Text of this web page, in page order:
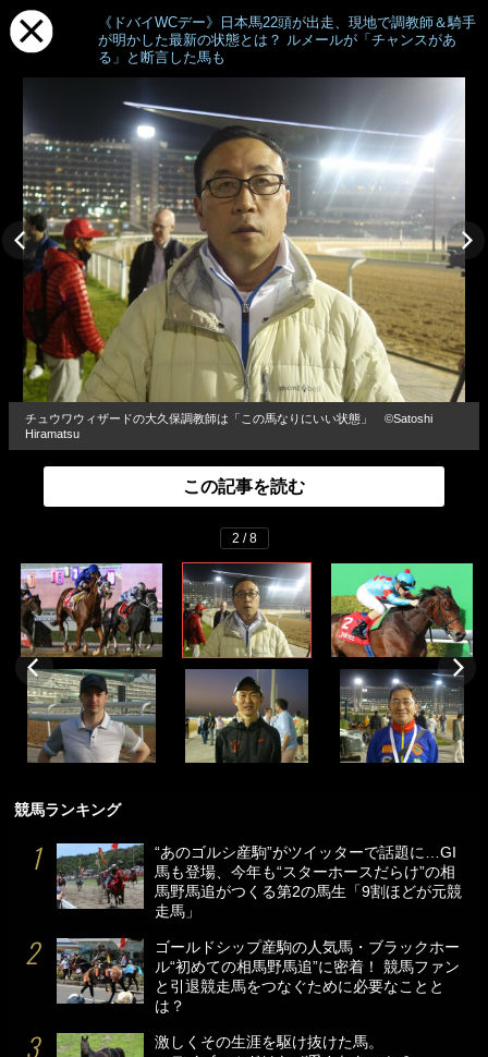
《ドバイWCデー》日本馬22頭が出走、現地で調教師＆騎手
が明かした最新の状態とは？ ルメールが「チャンスがあ
る」と断言した馬も
チュウワウィザードの大久保調教師は「この馬なりにいい状態」 ©Satoshi
Hiramatsu
この記事を読む
2 / 8
競馬ランキング
“あのゴルシ産駒”がツイッターで話題に…GI
馬も登場、今年も“スターホースだらけ”の相
馬野馬追がつくる第2の馬生「9割ほどが元競
走馬」
ゴールドシップ産駒の人気馬・ブラックホー
ル“初めての相馬野馬追”に密着！ 競馬ファン
と引退競走馬をつなぐために必要なことと
は？
激しくその生涯を駆け抜けた馬。